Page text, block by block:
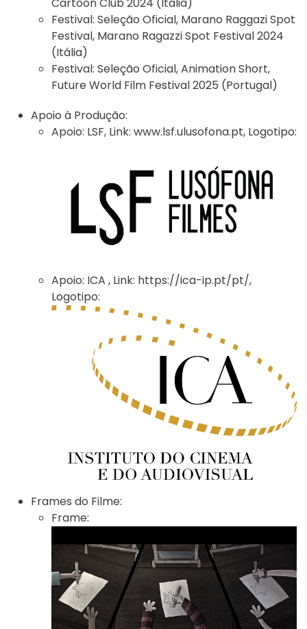
Cartoon Club 2024 (Itália)
Festival: Seleção Oficial, Marano Raggazi Spot
Festival, Marano Ragazzi Spot Festival 2024
(Itália)
Festival: Seleção Oficial, Animation Short,
Future World Film Festival 2025 (Portugal)
Apoio à Produção:
Apoio: LSF, Link: www.lsf.ulusofona.pt, Logotipo:
Apoio: ICA , Link: https://ica-ip.pt/pt/,
Logotipo:
Frames do Filme:
Frame: